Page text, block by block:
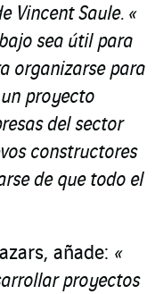
Vincent Saule. «
sea útil para
organizarse para
proyecto
del sector
constructores
de que todo el
añade: «
proyectos